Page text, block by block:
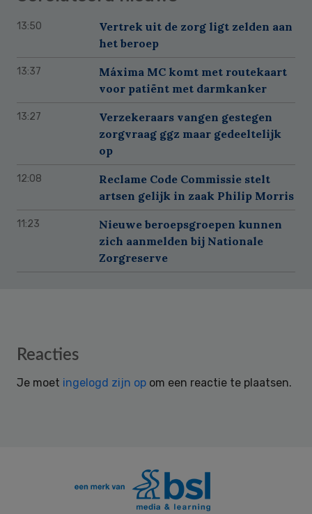
13:50
Vertrek uit de zorg ligt zelden aan
het beroep
13:37
Máxima MC komt met routekaart
voor patiënt met darmkanker
13:27
Verzekeraars vangen gestegen
zorgvraag ggz maar gedeeltelijk
op
12:08
Reclame Code Commissie stelt
artsen gelijk in zaak Philip Morris
11:23
Nieuwe beroepsgroepen kunnen
zich aanmelden bij Nationale
Zorgreserve
Reader
Reacties
Je moet ingelogd zijn op om een reactie te plaatsen.